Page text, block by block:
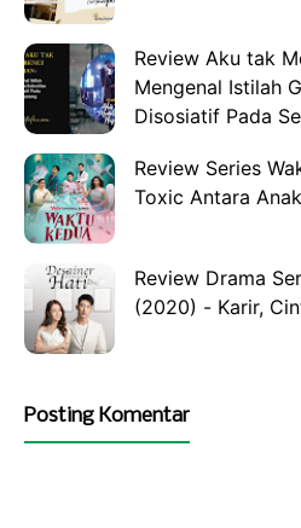
Review Aku tak
Mengenal Istilah
Disosiatif Pada
Review Series
Toxic Antara
Review Drama
(2020) - Karir,
Posting Komentar